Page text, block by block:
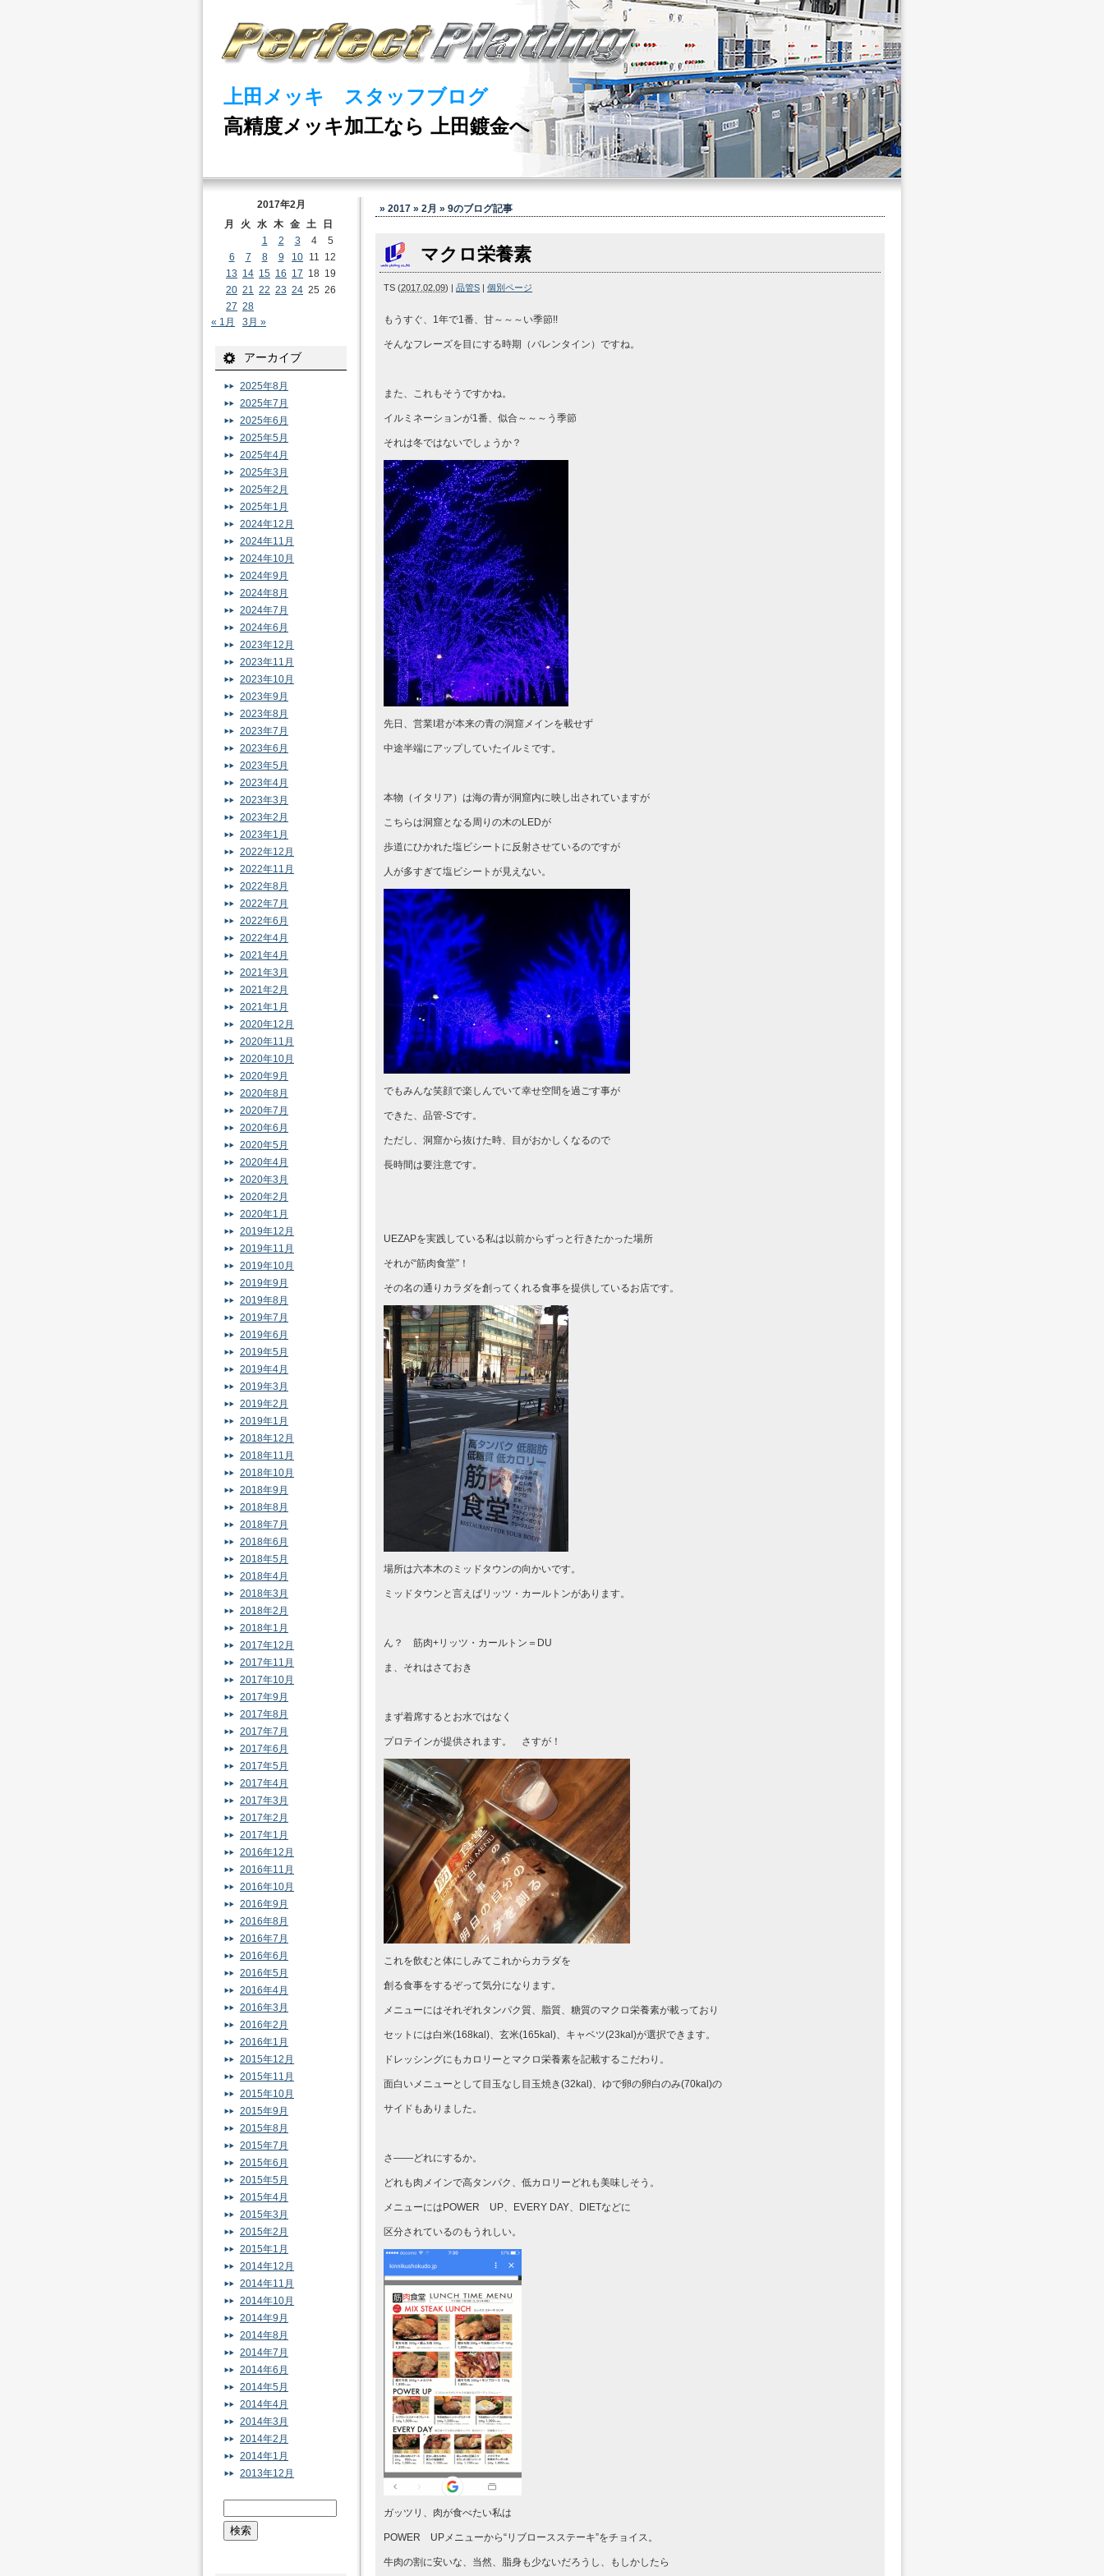
上田メッキ スタッフブログ
高精度メッキ加工なら 上田鍍金へ
» 2017 » 2月 » 9のブログ記事
マクロ栄養素
TS (2017.02.09) | 品管S | 個別ページ
もうすぐ、1年で1番、甘～～～い季節!!
そんなフレーズを目にする時期（バレンタイン）ですね。
また、これもそうですかね。
イルミネーションが1番、似合～～～う季節
それは冬ではないでしょうか？
先日、営業I君が本来の青の洞窟メインを載せず
中途半端にアップしていたイルミです。
本物（イタリア）は海の青が洞窟内に映し出されていますが
こちらは洞窟となる周りの木のLEDが
歩道にひかれた塩ビシートに反射させているのですが
人が多すぎて塩ビシートが見えない。
でもみんな笑顔で楽しんでいて幸せ空間を過ごす事が
できた、品管-Sです。
ただし、洞窟から抜けた時、目がおかしくなるので
長時間は要注意です。
UEZAPを実践している私は以前からずっと行きたかった場所
それが“筋肉食堂”！
その名の通りカラダを創ってくれる食事を提供しているお店です。
場所は六本木のミッドタウンの向かいです。
ミッドタウンと言えばリッツ・カールトンがあります。
ん？ 筋肉+リッツ・カールトン＝DU
ま、それはさておき
まず着席するとお水ではなく
プロテインが提供されます。 さすが！
これを飲むと体にしみてこれからカラダを
創る食事をするぞって気分になります。
メニューにはそれぞれタンパク質、脂質、糖質のマクロ栄養素が載っており
セットには白米(168kal)、玄米(165kal)、キャベツ(23kal)が選択できます。
ドレッシングにもカロリーとマクロ栄養素を記載するこだわり。
面白いメニューとして目玉なし目玉焼き(32kal)、ゆで卵の卵白のみ(70kal)の
サイドもありました。
さ――どれにするか。
どれも肉メインで高タンパク、低カロリーどれも美味しそう。
メニューにはPOWER UP、EVERY DAY、DIETなどに
区分されているのもうれしい。
ガッツリ、肉が食べたい私は
POWER UPメニューから“リブロースステーキ”をチョイス。
牛肉の割に安いな、当然、脂身も少ないだろうし、もしかしたら
2017年2月
月
火 水 木 金 土
日
1
2 3 4
5
6
7 8 9 10 11 12
13 14 15 16 17 18 19
20 21 22 23 24 25 26
27 28
« 1月
3月 »
アーカイブ
2025年8月
2025年7月
2025年6月
2025年5月
2025年4月
2025年3月
2025年2月
2025年1月
2024年12月
2024年11月
2024年10月
2024年9月
2024年8月
2024年7月
2024年6月
2023年12月
2023年11月
2023年10月
2023年9月
2023年8月
2023年7月
2023年6月
2023年5月
2023年4月
2023年3月
2023年2月
2023年1月
2022年12月
2022年11月
2022年8月
2022年7月
2022年6月
2022年4月
2021年4月
2021年3月
2021年2月
2021年1月
2020年12月
2020年11月
2020年10月
2020年9月
2020年8月
2020年7月
2020年6月
2020年5月
2020年4月
2020年3月
2020年2月
2020年1月
2019年12月
2019年11月
2019年10月
2019年9月
2019年8月
2019年7月
2019年6月
2019年5月
2019年4月
2019年3月
2019年2月
2019年1月
2018年12月
2018年11月
2018年10月
2018年9月
2018年8月
2018年7月
2018年6月
2018年5月
2018年4月
2018年3月
2018年2月
2018年1月
2017年12月
2017年11月
2017年10月
2017年9月
2017年8月
2017年7月
2017年6月
2017年5月
2017年4月
2017年3月
2017年2月
2017年1月
2016年12月
2016年11月
2016年10月
2016年9月
2016年8月
2016年7月
2016年6月
2016年5月
2016年4月
2016年3月
2016年2月
2016年1月
2015年12月
2015年11月
2015年10月
2015年9月
2015年8月
2015年7月
2015年6月
2015年5月
2015年4月
2015年3月
2015年2月
2015年1月
2014年12月
2014年11月
2014年10月
2014年9月
2014年8月
2014年7月
2014年6月
2014年5月
2014年4月
2014年3月
2014年2月
2014年1月
2013年12月